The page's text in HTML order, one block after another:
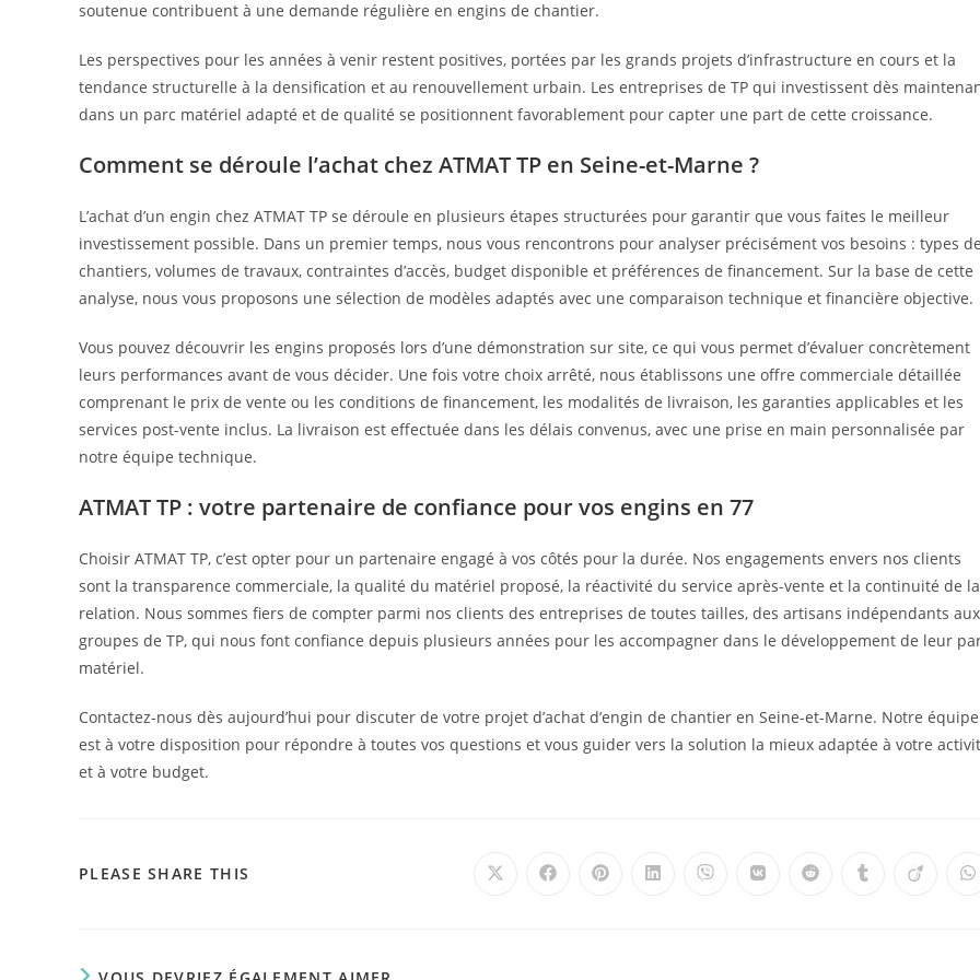
soutenue contribuent à une demande régulière en engins de chantier.
Les perspectives pour les années à venir restent positives, portées par les grands projets d’infrastructure en cours et la
tendance structurelle à la densification et au renouvellement urbain. Les entreprises de TP qui investissent dès
dans un parc matériel adapté et de qualité se positionnent favorablement pour capter une part de cette croissance.
Comment se déroule l’achat chez ATMAT TP en Seine-et-Marne ?
L’achat d’un engin chez ATMAT TP se déroule en plusieurs étapes structurées pour garantir que vous faites le meilleur
investissement possible. Dans un premier temps, nous vous rencontrons pour analyser précisément vos besoins : types
chantiers, volumes de travaux, contraintes d’accès, budget disponible et préférences de financement. Sur la base de cette
analyse, nous vous proposons une sélection de modèles adaptés avec une comparaison technique et financière objective.
Vous pouvez découvrir les engins proposés lors d’une démonstration sur site, ce qui vous permet d’évaluer concrètement
leurs performances avant de vous décider. Une fois votre choix arrêté, nous établissons une offre commerciale détaillée
comprenant le prix de vente ou les conditions de financement, les modalités de livraison, les garanties applicables et les
services post-vente inclus. La livraison est effectuée dans les délais convenus, avec une prise en main personnalisée par
notre équipe technique.
ATMAT TP : votre partenaire de confiance pour vos engins en 77
Choisir ATMAT TP, c’est opter pour un partenaire engagé à vos côtés pour la durée. Nos engagements envers nos clients
sont la transparence commerciale, la qualité du matériel proposé, la réactivité du service après-vente et la continuité de la
relation. Nous sommes fiers de compter parmi nos clients des entreprises de toutes tailles, des artisans indépendants aux
groupes de TP, qui nous font confiance depuis plusieurs années pour les accompagner dans le développement de leur
matériel.
Contactez-nous dès aujourd’hui pour discuter de votre projet d’achat d’engin de chantier en Seine-et-Marne. Notre équipe
est à votre disposition pour répondre à toutes vos questions et vous guider vers la solution la mieux adaptée à votre
et à votre budget.
PLEASE SHARE THIS